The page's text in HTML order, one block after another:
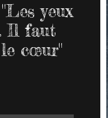
yeux
Il faut
cœur"